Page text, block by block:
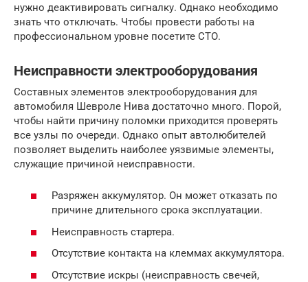
нужно деактивировать сигналку. Однако необходимо
знать что отключать. Чтобы провести работы на
профессиональном уровне посетите СТО.
Неисправности электрооборудования
Составных элементов электрооборудования для
автомобиля Шевроле Нива достаточно много. Порой,
чтобы найти причину поломки приходится проверять
все узлы по очереди. Однако опыт автолюбителей
позволяет выделить наиболее уязвимые элементы,
служащие причиной неисправности.
Разряжен аккумулятор. Он может отказать по
причине длительного срока эксплуатации.
Неисправность стартера.
Отсутствие контакта на клеммах аккумулятора.
Отсутствие искры (неисправность свечей,